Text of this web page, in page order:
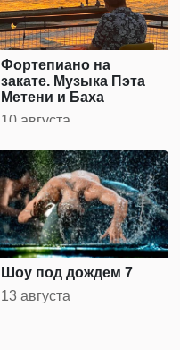
Фортепиано на
закате. Музыка Пэта
Метени и Баха
10 августа
Шоу под дождем 7
13 августа